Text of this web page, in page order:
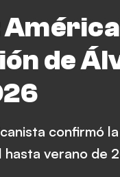
de
confirmó
verano de